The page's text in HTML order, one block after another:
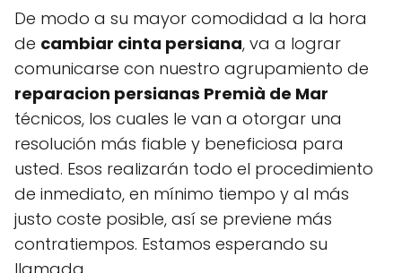
De modo a su mayor comodidad a la hora
de cambiar cinta persiana, va a lograr
comunicarse con nuestro agrupamiento de
reparacion persianas Premià de Mar
técnicos, los cuales le van a otorgar una
resolución más fiable y beneficiosa para
usted. Esos realizarán todo el procedimiento
de inmediato, en mínimo tiempo y al más
justo coste posible, así se previene más
contratiempos. Estamos esperando su